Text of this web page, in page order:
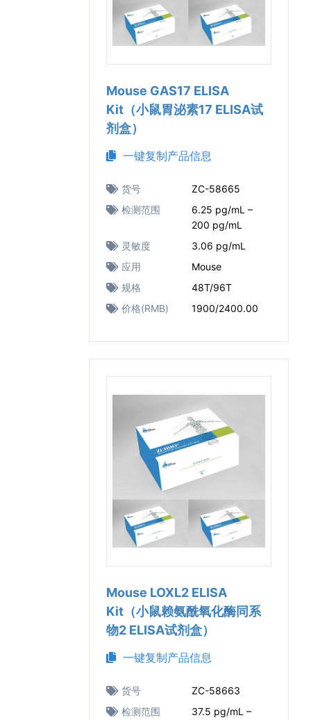
Mouse GAS17 ELISA
Kit（小鼠胃泌素17 ELISA试
剂盒）
一键复制产品信息
货号
ZC-58665
检测范围
6.25 pg/mL –
200 pg/mL
灵敏度
3.06 pg/mL
应用
Mouse
规格
48T/96T
价格(RMB)
1900/2400.00
Mouse LOXL2 ELISA
Kit（小鼠赖氨酰氧化酶同系
物2 ELISA试剂盒）
一键复制产品信息
货号
ZC-58663
检测范围
37.5 pg/mL –